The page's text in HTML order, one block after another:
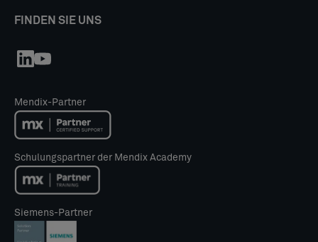
FINDEN SIE UNS
Mendix-Partner
Schulungspartner der Mendix Academy
Siemens-Partner